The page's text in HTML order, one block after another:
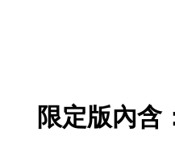
限定版內含